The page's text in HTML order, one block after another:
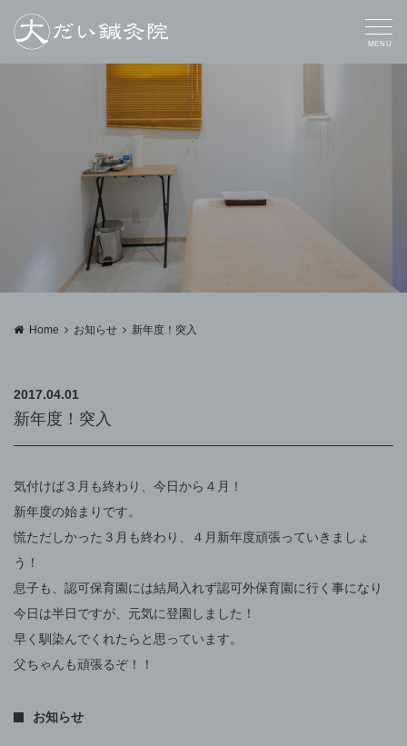
MENU
Home お知らせ 新年度！突入
2017.04.01
新年度！突入
気付けば３月も終わり、今日から４月！
新年度の始まりです。
慌ただしかった３月も終わり、４月新年度頑張っていきましょ
う！
息子も、認可保育園には結局入れず認可外保育園に行く事になり
今日は半日ですが、元気に登園しました！
早く馴染んでくれたらと思っています。
父ちゃんも頑張るぞ！！
お知らせ